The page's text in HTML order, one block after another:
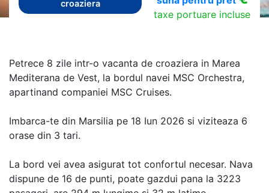
croaziera
taxe portuare incluse
Petrece 8 zile intr-o vacanta de croaziera in Marea
Mediterana de Vest, la bordul navei MSC Orchestra,
apartinand companiei MSC Cruises.
Imbarca-te din Marsilia pe 18 Iun 2026 si viziteaza 6
orase din 3 tari.
La bord vei avea asigurat tot confortul necesar. Nava
dispune de 16 de punti, poate gazdui pana la 3223